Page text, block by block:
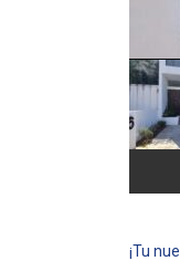
¡Tu